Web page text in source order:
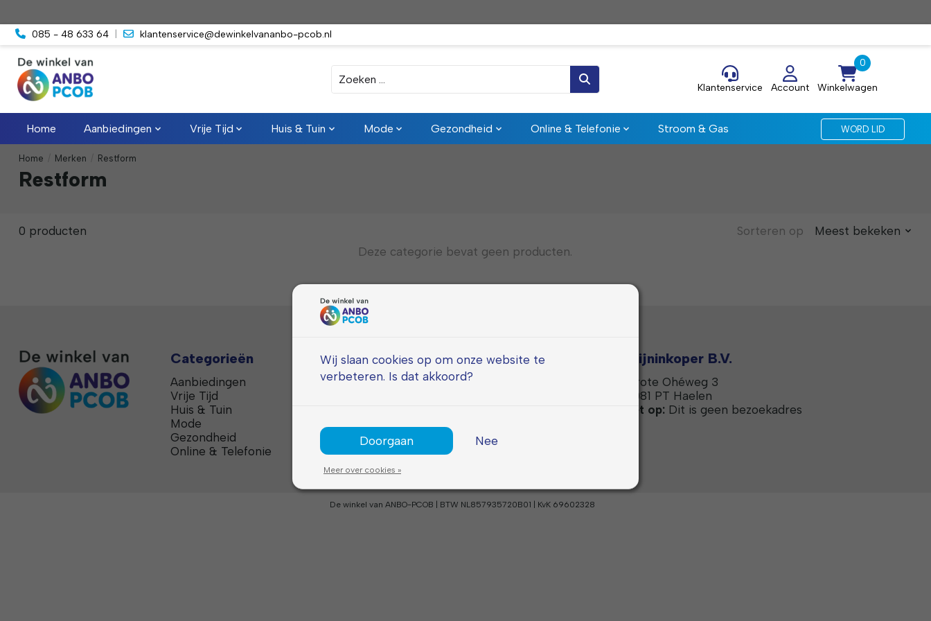
085 - 48 633 64 klantenservice@dewinkelvananbo-pcob.nl
Klantenservice Account Winkelwagen
Home Aanbiedingen Vrije Tijd Huis & Tuin Mode Gezondheid Online & Telefonie Stroom & Gas WORD LID
Home Merken Restform
Restform
0 producten Sorteren op
Meest bekeken
Deze categorie bevat geen producten.
Categorieën
Aanbiedingen
Vrije Tijd
Huis & Tuin
Mode
Gezondheid
Online & Telefonie
Algemeen
Klantenservice
Algemene voorwaarden
Privacy policy
Informatie
Herroepingsformulier
Mijninkoper B.V.
Grote Ohéweg 3
6081 PT Haelen
Let op: Dit is geen bezoekadres
De winkel van ANBO-PCOB | BTW NL857935720B01 | KvK 69602328
Wij slaan cookies op om onze website te
verbeteren. Is dat akkoord?
Doorgaan Nee
Meer over cookies »